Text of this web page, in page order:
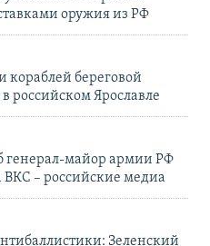
оружия из РФ
кораблей береговой
российском Ярославле
генерал-майор армии РФ
ВКС – российские медиа
Зеленский